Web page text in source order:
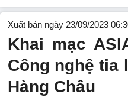
Xuất bản ngày 23/09/2023
Khai mạc
Công nghệ tia
Hàng Châu